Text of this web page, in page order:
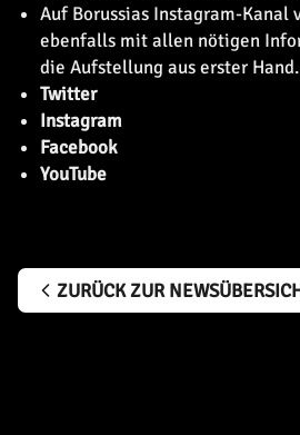
Auf Borussias Instagram-Kanal
ebenfalls mit allen nötigen
die Aufstellung aus erster Hand.
Twitter
Instagram
Facebook
YouTube
ZURÜCK ZUR